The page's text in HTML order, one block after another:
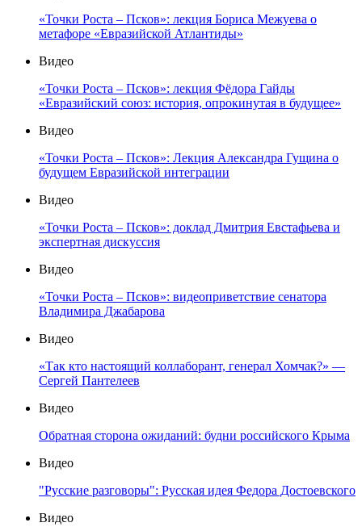
«Точки Роста – Псков»: лекция Бориса Межуева о
метафоре «Евразийской Атлантиды»
Видео
«Точки Роста – Псков»: лекция Фёдора Гайды
«Евразийский союз: история, опрокинутая в будущее»
Видео
«Точки Роста – Псков»: Лекция Александра Гущина о
будущем Евразийской интеграции
Видео
«Точки Роста – Псков»: доклад Дмитрия Евстафьева и
экспертная дискуссия
Видео
«Точки Роста – Псков»: видеоприветствие сенатора
Владимира Джабарова
Видео
«Так кто настоящий коллаборант, генерал Хомчак?» —
Сергей Пантелеев
Видео
Обратная сторона ожиданий: будни российского Крыма
Видео
"Русские разговоры": Русская идея Федора Достоевского
Видео